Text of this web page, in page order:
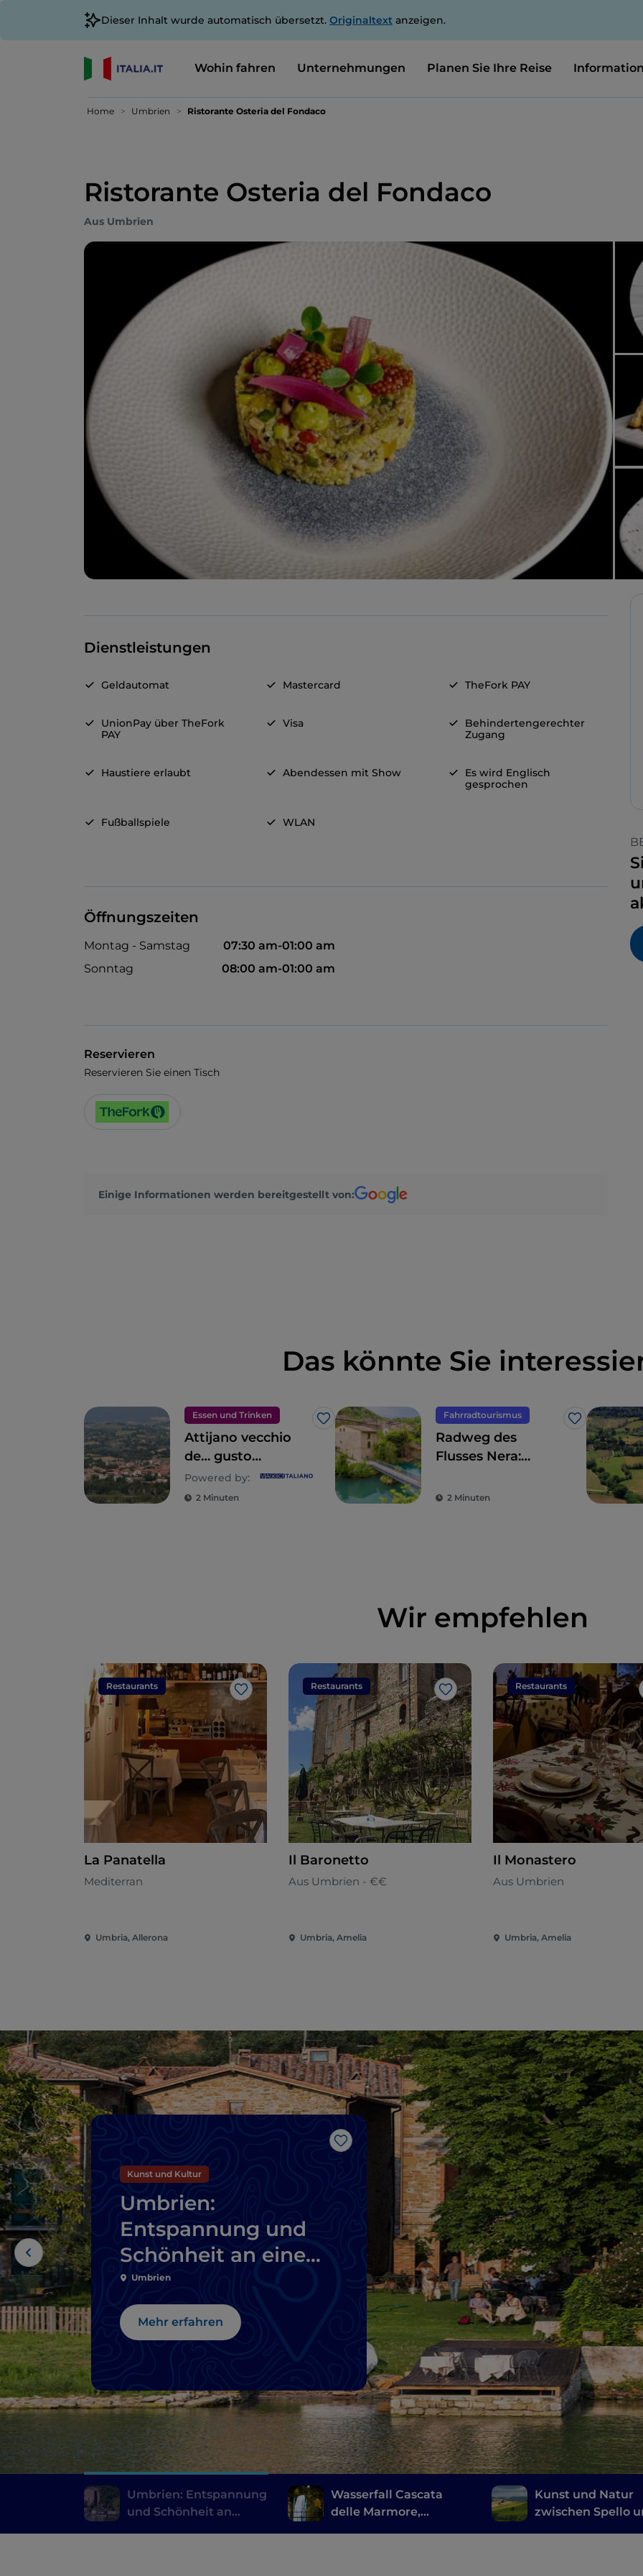
Dieser Inhalt wurde automatisch übersetzt. Originaltext anzeigen.
Wohin fahren Unternehmungen Planen Sie Ihre Reise
Home Umbrien Ristorante Osteria del Fondaco
Ristorante Osteria del Fondaco
Aus Umbrien
Dienstleistungen
Geldautomat Mastercard TheFork PAY
UnionPay über TheFork
PAY
Visa
Behindertengerechter
Zugang
Haustiere erlaubt Abendessen mit Show
Es wird Englisch
gesprochen
Fußballspiele WLAN
Öffnungszeiten
Montag - Samstag
07:30 am-01:00 am
Sonntag
08:00 am-01:00 am
Reservieren
Reservieren Sie einen Tisch
Einige Informationen werden bereitgestellt von:
Das könnte Sie
Essen und Trinken
Like
Attijano vecchio
de… gusto
(Attigliano, alt …
aber mit
Powered by:
2 Minuten
Fahrradtourismus
Like
Radweg des
Flusses Nera:
Wälder und an
2 Minuten
Wir empfehlen
Restaurants
Like
La Panatella
Mediterran
Umbria, Allerona
Restaurants
Like
Il Baronetto
Aus Umbrien - €€
Umbria, Amelia
Restaurants
Il Monastero
Aus Umbrien
Umbria, Amelia
Like
Kunst und Kultur
Umbrien:
Entspannung und
Schönheit an einem
Wochenende
Umbrien
Mehr erfahren
Umbrien: Entspannung
und Schönheit an
Wasserfall Cascata
delle Marmore,
Kunst und Natur
zwischen Spello